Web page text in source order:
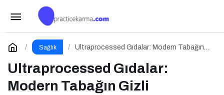
Sağlık
Ultraprocessed Gıdalar: Modern Tabağın
Ultraprocessed Gıdalar:
Modern Tabağın Gizli
Bitkilerin Sessiz Gücü: Flavonoidler, Fenolik
Asitler ve Diğer Polifenoller
Yorum Yap